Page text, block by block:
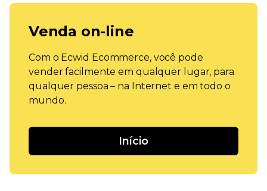
Venda on-line
Com o Ecwid Ecommerce, você pode
vender facilmente em qualquer lugar, para
qualquer pessoa – na Internet e em todo o
mundo.
Início